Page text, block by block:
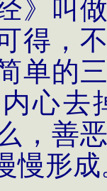
》叫
得，
单的
心去
，善
慢形成